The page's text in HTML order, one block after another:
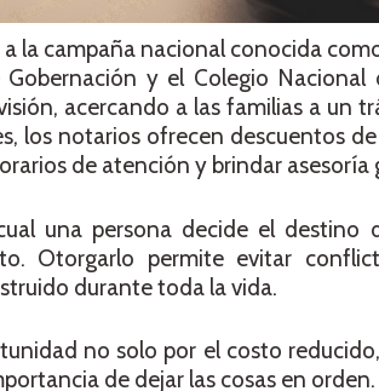
la campaña nacional conocida
y el Colegio Nacional
acercando a las familias a un
los notarios ofrecen descuentos
de atención y brindar asesoría
una persona decide el destino
Otorgarlo permite evitar
durante toda la vida.
no solo por el costo
de dejar las cosas en orden.